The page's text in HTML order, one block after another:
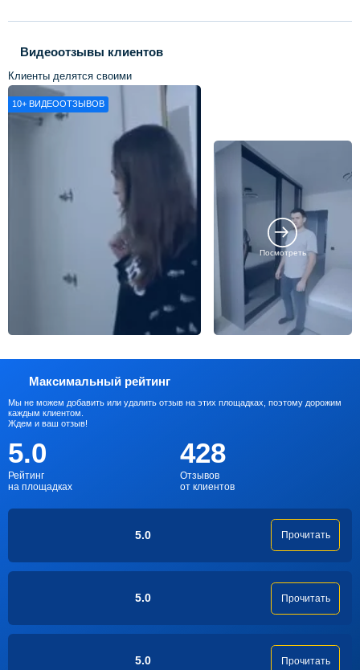
Видеоотзывы клиентов
Клиенты делятся своими
впечатлениями о нашей работе
10+ ВИДЕООТЗЫВОВ
Посмотреть
Максимальный рейтинг
Мы не можем добавить или удалить отзыв на этих площадках, поэтому дорожим
каждым клиентом.
Ждем и ваш отзыв!
5.0
Рейтинг
на площадках
428
Отзывов
от клиентов
5.0 Прочитать
5.0 Прочитать
5.0 Прочитать